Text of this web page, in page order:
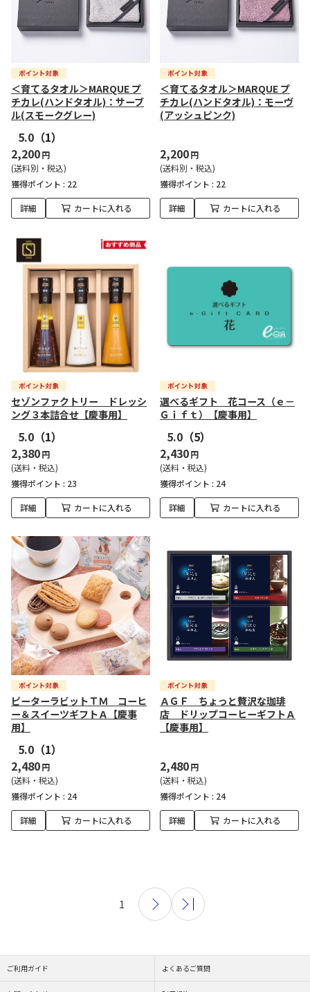
＜育てるタオル＞MARQUE プ
チカレ(ハンドタオル)：サーブ
ル(スモークグレー)
5.0 （1）
2,200円
(送料別・税込)
獲得ポイント : 22
詳細 カートに入れる
＜育てるタオル＞MARQUE プ
チカレ(ハンドタオル)：モーヴ
(アッシュピンク)
2,200円
(送料別・税込)
獲得ポイント : 22
詳細 カートに入れる
セゾンファクトリー ドレッシ
ング３本詰合せ【慶事用】
5.0 （1）
2,380円
(送料・税込)
獲得ポイント : 23
詳細 カートに入れる
選べるギフト 花コース（ｅ－
Ｇｉｆｔ）【慶事用】
5.0 （5）
2,430円
(送料・税込)
獲得ポイント : 24
詳細 カートに入れる
ピーターラビットＴＭ コーヒ
ー＆スイーツギフトＡ【慶事
用】
5.0 （1）
2,480円
(送料・税込)
獲得ポイント : 24
詳細 カートに入れる
ＡＧＦ ちょっと贅沢な珈琲
店 ドリップコーヒーギフトＡ
【慶事用】
2,480円
(送料・税込)
獲得ポイント : 24
詳細 カートに入れる
1
ご利用ガイド よくあるご質問